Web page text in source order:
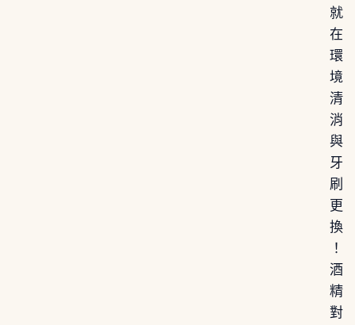
就
在
環
境
清
消
與
牙
刷
更
換
！
酒
精
對